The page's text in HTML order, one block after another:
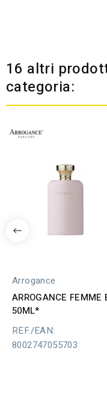
16 altri
categoria:
Arrogance
ARROGANCE FEMME
50ML*
REF./EAN:
8002747055703